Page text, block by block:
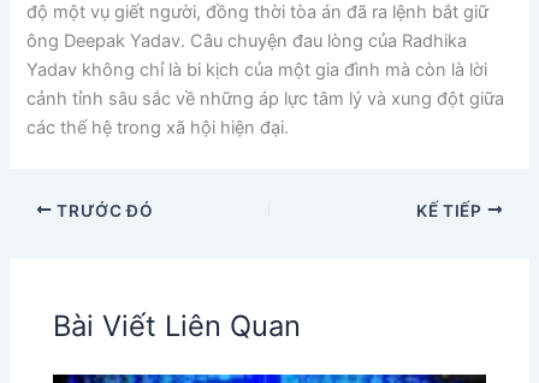
độ một vụ giết người, đồng thời tòa án đã ra lệnh bắt giữ
ông Deepak Yadav. Câu chuyện đau lòng của Radhika
Yadav không chỉ là bi kịch của một gia đình mà còn là lời
cảnh tỉnh sâu sắc về những áp lực tâm lý và xung đột giữa
các thế hệ trong xã hội hiện đại.
TRƯỚC ĐÓ KẾ TIẾP
Bài Viết Liên Quan